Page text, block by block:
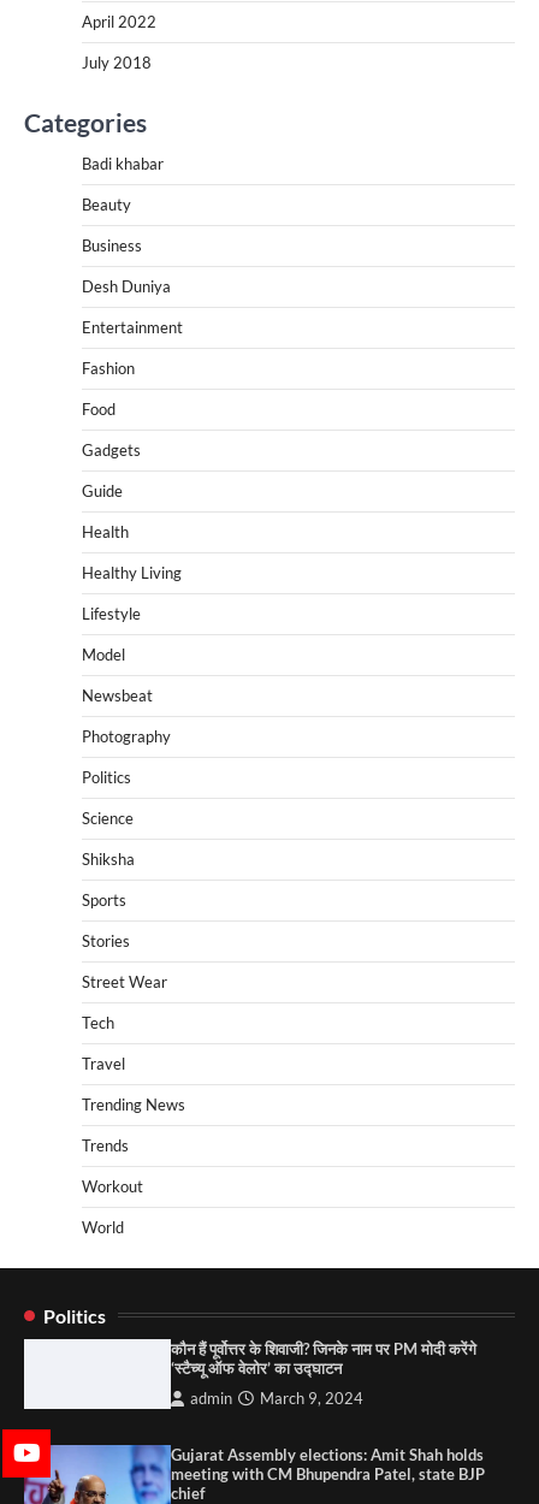
April 2022
July 2018
Categories
Badi khabar
Beauty
Business
Desh Duniya
Entertainment
Fashion
Food
Gadgets
Guide
Health
Healthy Living
Lifestyle
Model
Newsbeat
Photography
Politics
Science
Shiksha
Sports
Stories
Street Wear
Tech
Travel
Trending News
Trends
Workout
World
Politics
कौन हैं पूर्वोत्तर के शिवाजी? जिनके नाम पर PM मोदी करेंगे
‘स्टैच्यू ऑफ वेलोर’ का उद्घाटन
admin March 9, 2024
Gujarat Assembly elections: Amit Shah holds
meeting with CM Bhupendra Patel, state BJP
chief